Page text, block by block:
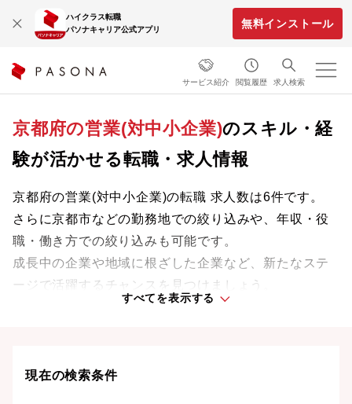
ハイクラス転職
パソナキャリア公式アプリ
無料インストール
サービス紹介 閲覧履歴 求人検索
京都府の営業(対中小企業)のスキル・経
験が活かせる転職・求人情報
京都府の営業(対中小企業)の転職 求人数は6件です。
さらに京都市などの勤務地での絞り込みや、年収・役
職・働き方での絞り込みも可能です。
成長中の企業や地域に根ざした企業など、新たなステ
ージで活躍するチャンスを見つけましょう。
京都府の転職事情、UIターン情報は
すべてを表示する
現在の検索条件